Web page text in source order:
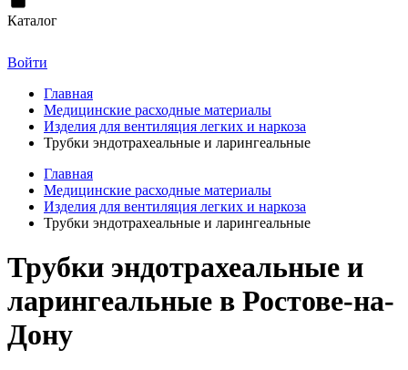
Каталог
Войти
Главная
Медицинские расходные материалы
Изделия для вентиляция легких и наркоза
Трубки эндотрахеальные и ларингеальные
Главная
Медицинские расходные материалы
Изделия для вентиляция легких и наркоза
Трубки эндотрахеальные и ларингеальные
Трубки эндотрахеальные и
ларингеальные в Ростове-на-
Дону